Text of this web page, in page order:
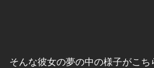
そんな彼女の夢の中の様子がこ